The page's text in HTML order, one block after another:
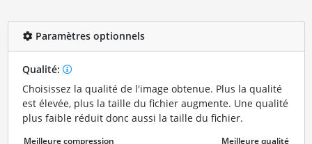
Paramètres optionnels
Qualité:
Choisissez la qualité de l'image obtenue. Plus la qualité
est élevée, plus la taille du fichier augmente. Une qualité
plus faible réduit donc aussi la taille du fichier.